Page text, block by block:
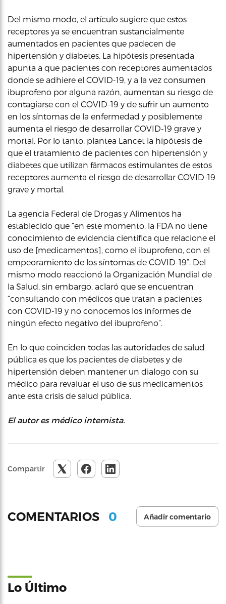
Del mismo modo, el artículo sugiere que estos
receptores ya se encuentran sustancialmente
aumentados en pacientes que padecen de
hipertensión y diabetes. La hipótesis presentada
apunta a que pacientes con receptores aumentados
donde se adhiere el COVID-19, y a la vez consumen
ibuprofeno por alguna razón, aumentan su riesgo de
contagiarse con el COVID-19 y de sufrir un aumento
en los síntomas de la enfermedad y posiblemente
aumenta el riesgo de desarrollar COVID-19 grave y
mortal. Por lo tanto, plantea Lancet la hipótesis de
que el tratamiento de pacientes con hipertensión y
diabetes que utilizan fármacos estimulantes de estos
receptores aumenta el riesgo de desarrollar COVID-19
grave y mortal.
La agencia Federal de Drogas y Alimentos ha
establecido que “en este momento, la FDA no tiene
conocimiento de evidencia científica que relacione el
uso de [medicamentos], como el ibuprofeno, con el
empeoramiento de los síntomas de COVID-19”. Del
mismo modo reaccionó la Organización Mundial de
la Salud, sin embargo, aclaró que se encuentran
“consultando con médicos que tratan a pacientes
con COVID-19 y no conocemos los informes de
ningún efecto negativo del ibuprofeno”.
En lo que coinciden todas las autoridades de salud
pública es que los pacientes de diabetes y de
hipertensión deben mantener un dialogo con su
médico para revaluar el uso de sus medicamentos
ante esta crisis de salud pública.
El autor es médico internista.
Compartir
COMENTARIOS 0 Añadir comentario
Lo Último